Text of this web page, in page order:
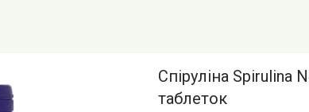
Спіруліна Spirulina
таблеток